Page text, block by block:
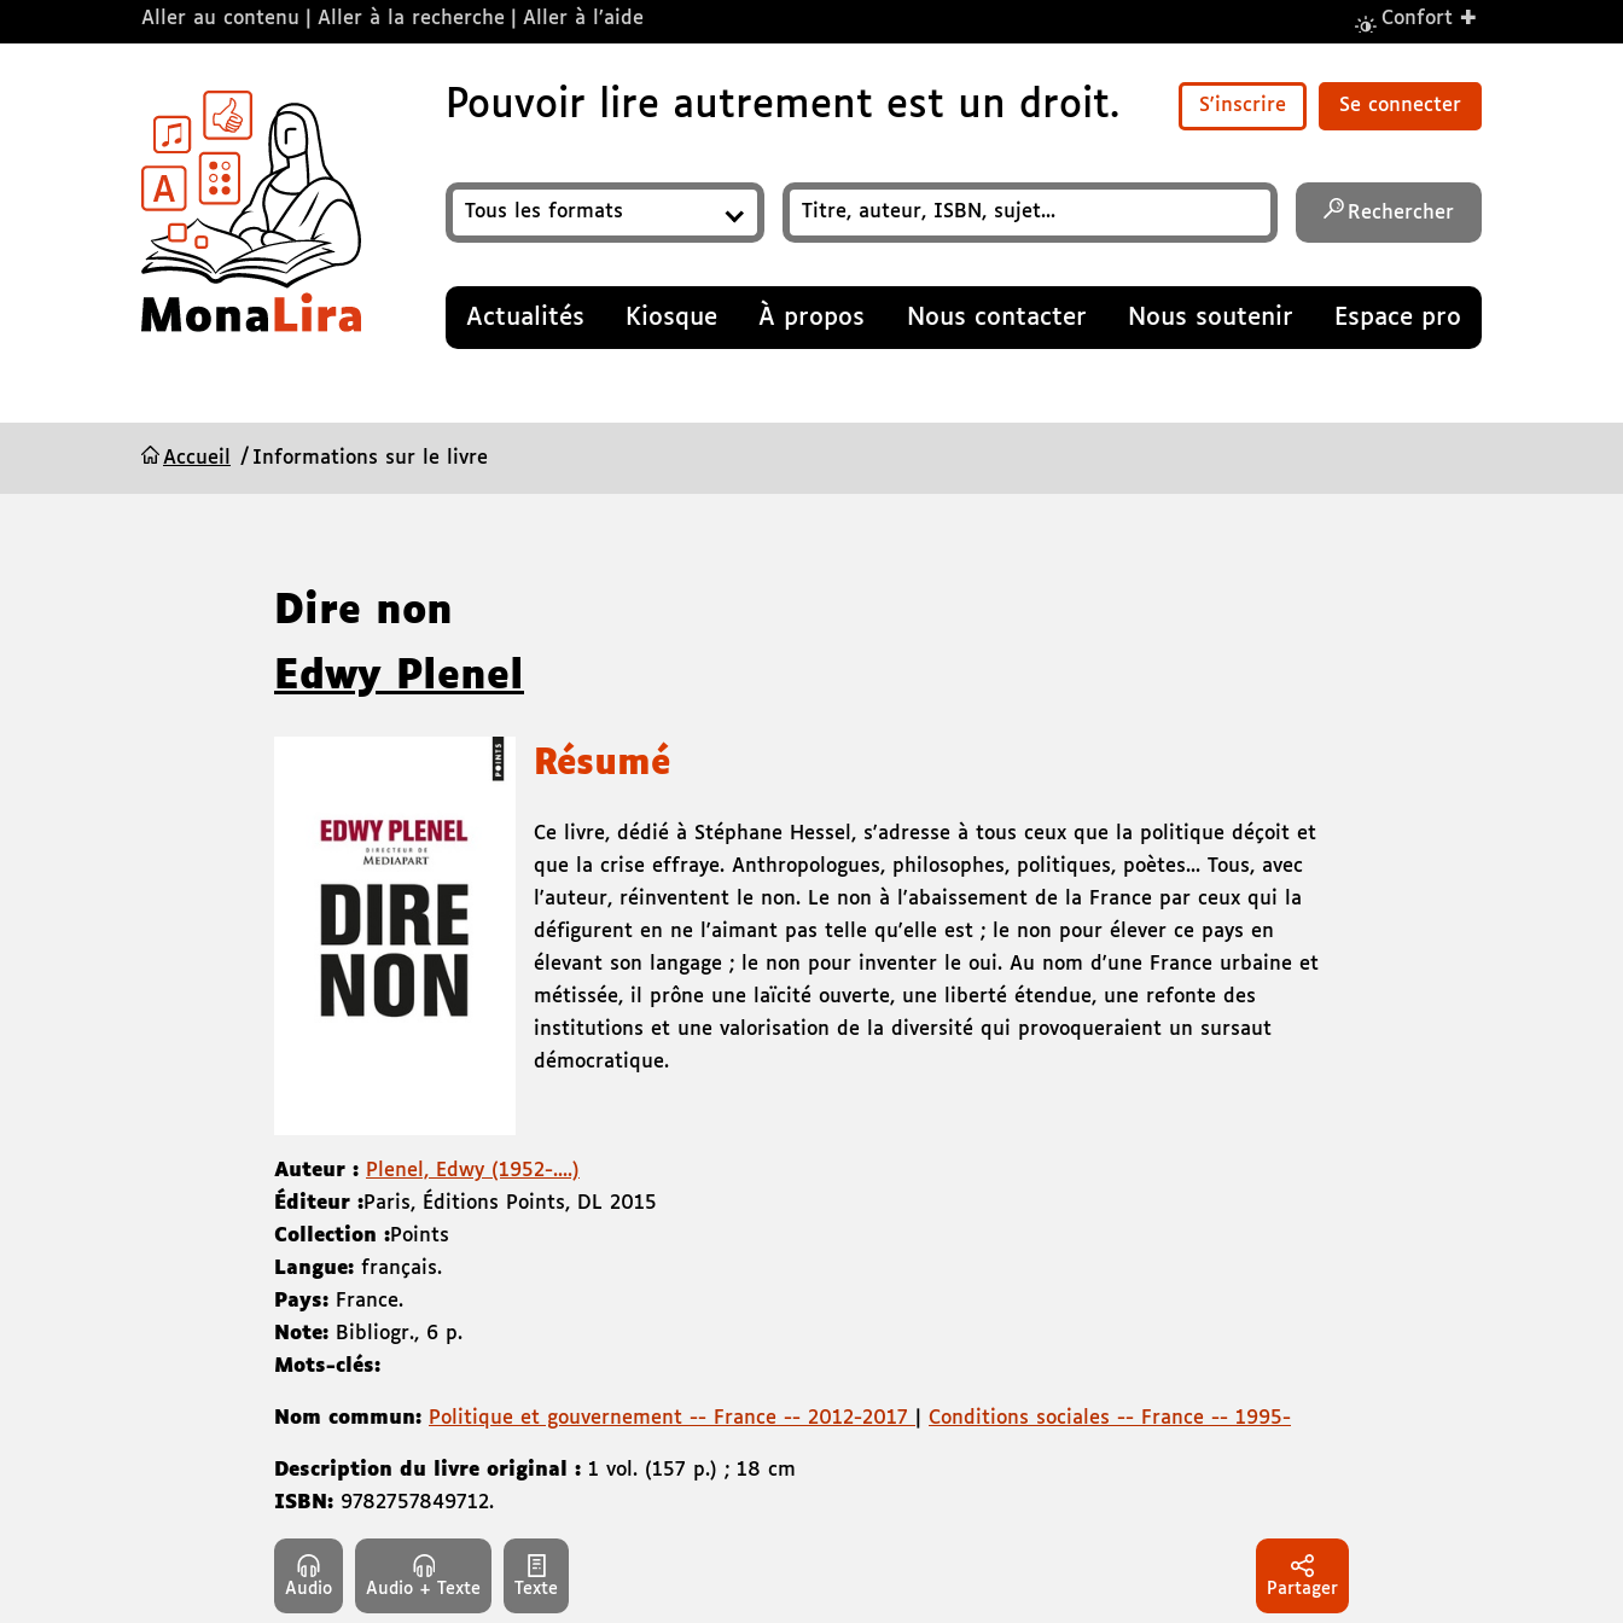
Aller au contenu Aller à la recherche Aller à l’aide Confort +
Pouvoir lire autrement est un droit. S'inscrire Se connecter
Format
Recherchez un titre, auteur, ISBN, sujet…
Rechercher
Actualités Kiosque À propos Nous contacter Nous soutenir Espace pro
Accueil Informations sur le livre
Dire non
Edwy Plenel
Résumé
Ce livre, dédié à Stéphane Hessel, s'adresse à tous ceux que la politique déçoit et
que la crise effraye. Anthropologues, philosophes, politiques, poètes... Tous, avec
l'auteur, réinventent le non. Le non à l'abaissement de la France par ceux qui la
défigurent en ne l'aimant pas telle qu'elle est ; le non pour élever ce pays en
élevant son langage ; le non pour inventer le oui. Au nom d'une France urbaine et
métissée, il prône une laïcité ouverte, une liberté étendue, une refonte des
institutions et une valorisation de la diversité qui provoqueraient un sursaut
démocratique.
Auteur : Plenel, Edwy (1952-....)
Éditeur :Paris, Éditions Points, DL 2015
Collection :Points
Langue: français.
Pays: France.
Note: Bibliogr., 6 p.
Mots-clés:
Nom commun: Politique et gouvernement -- France -- 2012-2017 Conditions sociales -- France -- 1995-
Description du livre original : 1 vol. (157 p.) ; 18 cm
ISBN: 9782757849712.
Audio Audio + Texte Texte Partager